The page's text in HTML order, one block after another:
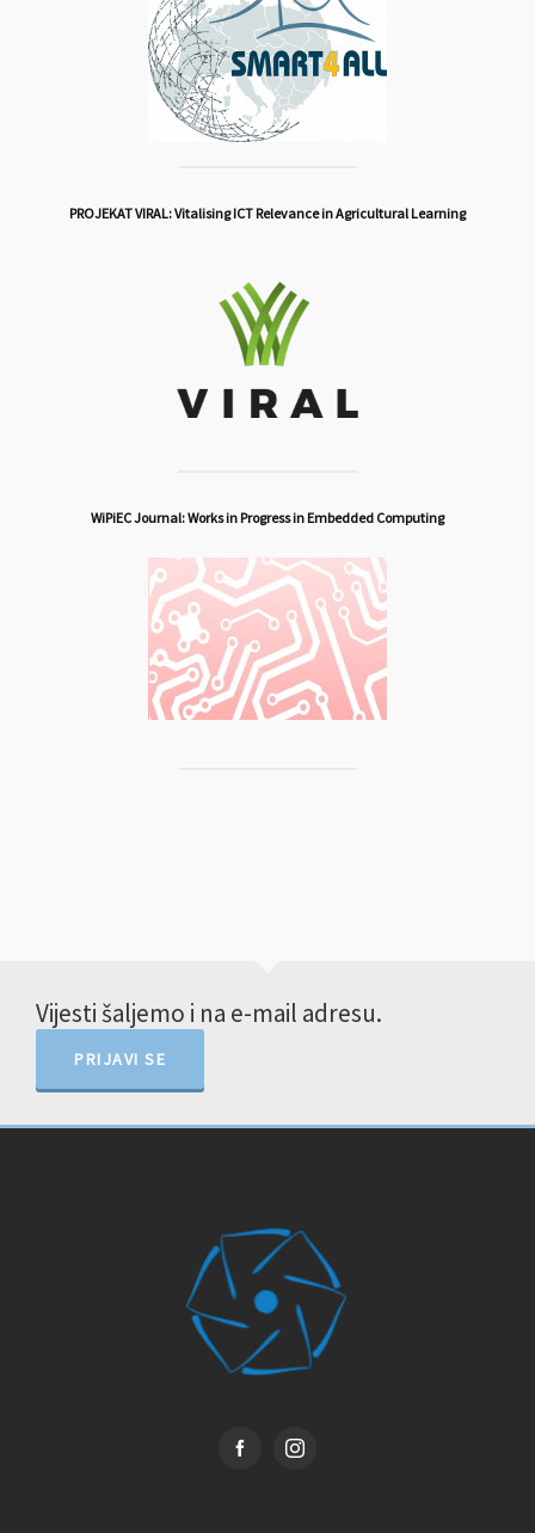
PROJEKAT VIRAL: Vitalising ICT Relevance in Agricultural Learning
WiPiEC Journal: Works in Progress in Embedded Computing
Vijesti šaljemo i na e-mail adresu.
PRIJAVI SE